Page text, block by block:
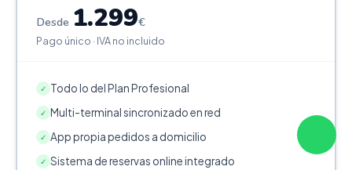
Desde 1.299€
Pago único · IVA no incluido
✓ Todo lo del Plan Profesional
✓ Multi-terminal sincronizado en red
✓ App propia pedidos a domicilio
✓ Sistema de reservas online integrado